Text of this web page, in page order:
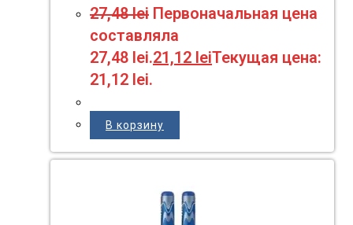
27,48lei Первоначальная цена
составляла
27,48 lei.21,12 leiТекущая цена:
21,12 lei.
В корзину